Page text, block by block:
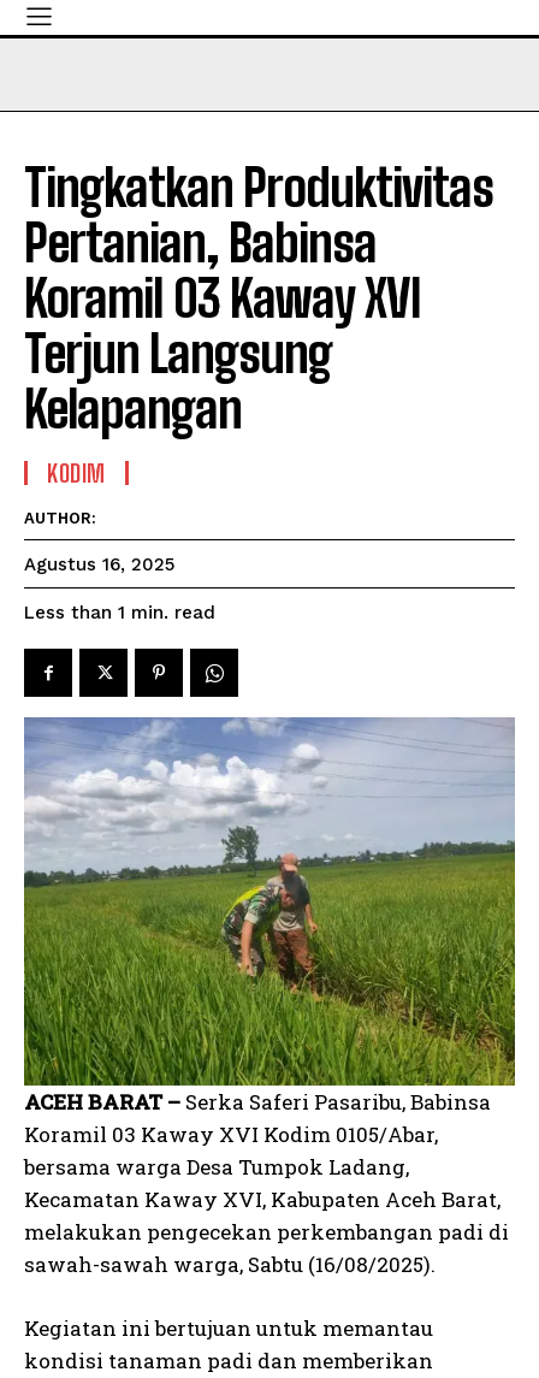
Tingkatkan Produktivitas
Pertanian, Babinsa
Koramil 03 Kaway XVI
Terjun Langsung
Kelapangan
KODIM
AUTHOR:
Agustus 16, 2025
Less than 1 min. read
ACEH BARAT – Serka Saferi Pasaribu, Babinsa
Koramil 03 Kaway XVI Kodim 0105/Abar,
bersama warga Desa Tumpok Ladang,
Kecamatan Kaway XVI, Kabupaten Aceh Barat,
melakukan pengecekan perkembangan padi di
sawah-sawah warga, Sabtu (16/08/2025).
Kegiatan ini bertujuan untuk memantau
kondisi tanaman padi dan memberikan